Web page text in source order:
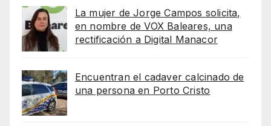
La mujer de Jorge Campos solicita,
en nombre de VOX Baleares, una
rectificación a Digital Manacor
Encuentran el cadaver calcinado de
una persona en Porto Cristo